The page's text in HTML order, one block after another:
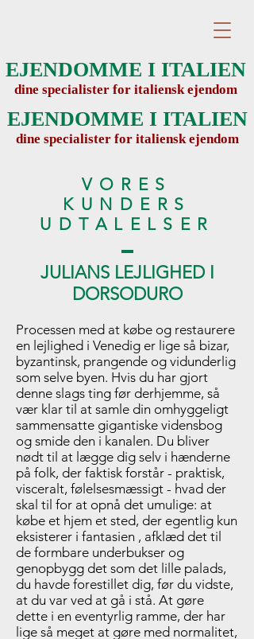
EJENDOMME I ITALIEN
dine specialister for italiensk ejendom
EJENDOMME I ITALIEN
dine specialister for italiensk ejendom
VORES
KUNDERS
UDTALELSER
JULIANS LEJLIGHED I
DORSODURO
Processen med at købe og restaurere
en lejlighed i Venedig er lige så bizar,
byzantinsk, prangende og vidunderlig
som selve byen. Hvis du har gjort
denne slags ting før derhjemme, så
vær klar til at samle din omhyggeligt
sammensatte gigantiske vidensbog
og smide den i kanalen. Du bliver
nødt til at lægge dig selv i hænderne
på folk, der faktisk forstår - praktisk,
visceralt, følelsesmæssigt - hvad der
skal til for at opnå det umulige: at
købe et hjem et sted, der egentlig kun
eksisterer i fantasien , afklæd det til
de formbare underbukser og
genopbygg det som det lille palads,
du havde forestillet dig, før du vidste,
at du var ved at gå i stå. At gøre
dette i en eventyrlig ramme, der har
lige så meget at gøre med normalitet,